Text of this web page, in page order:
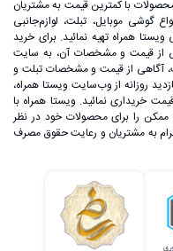
با کمترین قیمت به مشتریان
گوشی موبایل، تبلت، لوازم‌جانبی
ویستا همراه تهیه نمائید. برای خرید
از قیمت و مشخصات آن، به ‌سایت
آگاهی از قیمت و مشخصات تبلت و
روزانه از وب‌سایت ویستا همراه،
خریداری نمائید. ویستا همراه با
را برای محصولات خود در نظر
به مشتریان و رعایت حقوق مصرف